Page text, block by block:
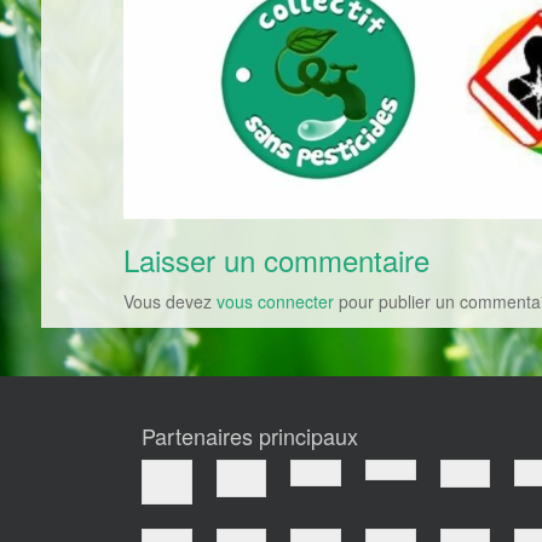
Laisser un commentaire
Vous devez vous connecterpour publier un
Partenaires principaux